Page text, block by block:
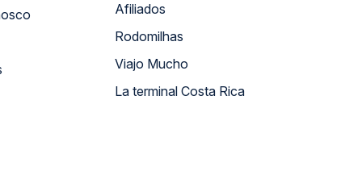
Afiliados
Rodomilhas
Viajo Mucho
La terminal Costa Rica